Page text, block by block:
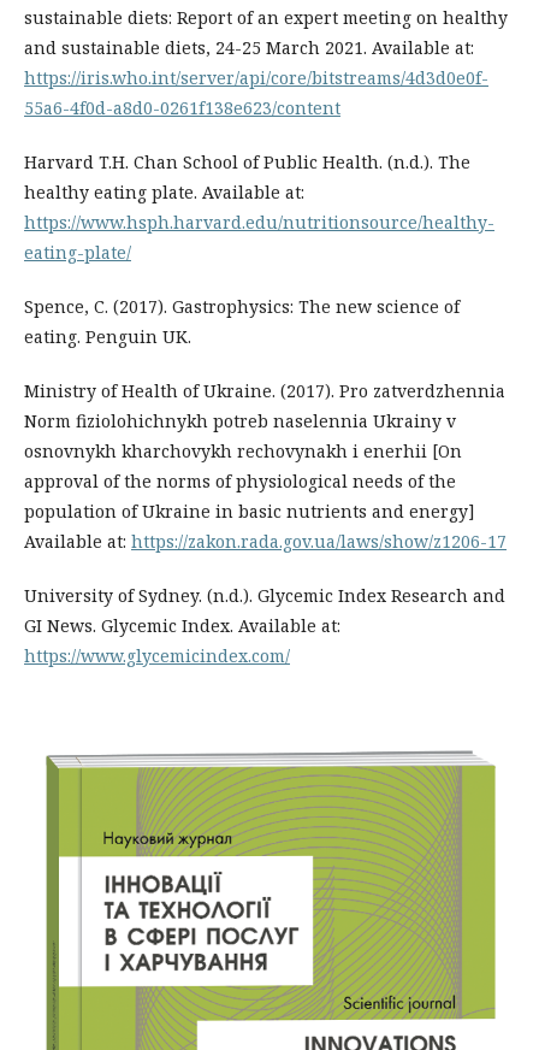
sustainable diets: Report of an expert meeting on healthy
and sustainable diets, 24-25 March 2021. Available at:
https://iris.who.int/server/api/core/bitstreams/4d3d0e0f-
55a6-4f0d-a8d0-0261f138e623/content
Harvard T.H. Chan School of Public Health. (n.d.). The
healthy eating plate. Available at:
https://www.hsph.harvard.edu/nutritionsource/healthy-
eating-plate/
Spence, C. (2017). Gastrophysics: The new science of
eating. Penguin UK.
Ministry of Health of Ukraine. (2017). Pro zatverdzhennia
Norm fiziolohichnykh potreb naselennia Ukrainy v
osnovnykh kharchovykh rechovynakh i enerhii [On
approval of the norms of physiological needs of the
population of Ukraine in basic nutrients and energy]
Available at: https://zakon.rada.gov.ua/laws/show/z1206-17
University of Sydney. (n.d.). Glycemic Index Research and
GI News. Glycemic Index. Available at:
https://www.glycemicindex.com/